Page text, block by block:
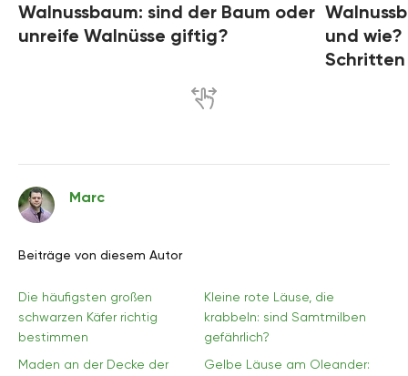
Walnussbaum: sind der Baum oder
unreife Walnüsse giftig?
und wie?
Schritten
Marc
Beiträge von diesem Autor
Die häufigsten großen
schwarzen Käfer richtig
bestimmen
Kleine rote Läuse, die
krabbeln: sind Samtmilben
gefährlich?
Maden an der Decke der
Gelbe Läuse am Oleander: